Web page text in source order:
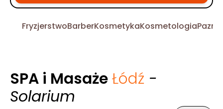
FryzjerstwoBarberKosmetykaKosmetologia
SPA i MasażeŁódź -
Solarium